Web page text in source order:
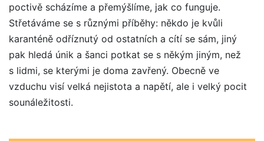
poctivě scházíme a přemýšlíme, jak co funguje.
Střetáváme se s různými příběhy: někdo je kvůli
karanténě odříznutý od ostatních a cítí se sám, jiný
pak hledá únik a šanci potkat se s někým jiným, než
s lidmi, se kterými je doma zavřený. Obecně ve
vzduchu visí velká nejistota a napětí, ale i velký pocit
sounáležitosti.